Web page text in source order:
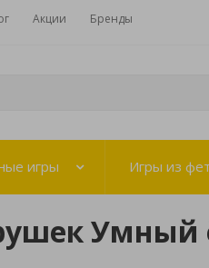
Акции Бренды
игры Игры из